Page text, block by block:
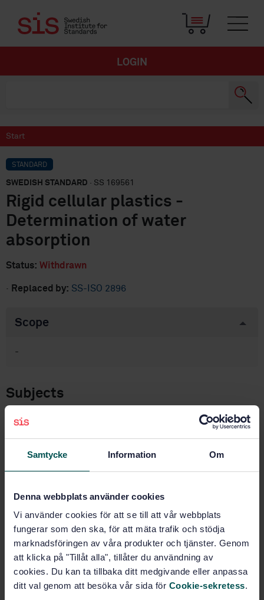
Samtycke Information Om
Denna webbplats använder cookies
Vi använder cookies för att se till att vår webbplats
fungerar som den ska, för att mäta trafik och stödja
marknadsföringen av våra produkter och tjänster. Genom
att klicka på "Tillåt alla", tillåter du användning av
cookies. Du kan ta tillbaka ditt medgivande eller anpassa
ditt val genom att besöka vår sida för Cookie-sekretess.
LOGIN
Start
STANDARD
SWEDISH STANDARD · SS 169561
Rigid cellular plastics -
Determination of water
absorption
Status: Withdrawn
· Replaced by: SS-ISO 2896
Scope
-
Subjects
Cellular materials (83.100)
Language: English Swedish
Written by:
Svenska institutet för
International title:
Article no:STD-6425
Edition: 1
Approved:12/25/1980